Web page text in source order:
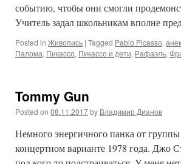
событию, чтобы они смогли
Учитель задал школьникам вполне
Posted in Живопись | Tagged Pablo Picasso,
Палома, Пикассо, Пикассо и дети, Рафаэль,
Tommy Gun
Posted on 08.11.2017by Владимир Дианов
Немного энергичного панка от
концертном варианте 1978 года. Джо